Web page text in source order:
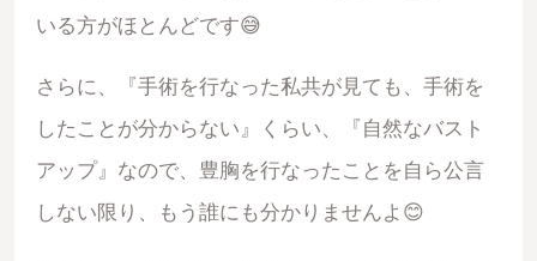
いる方がほとんどです😅
さらに、『手術を行なった私共が見ても、手術を
したことが分からない』くらい、『自然なバスト
アップ』なので、豊胸を行なったことを自ら公言
しない限り、もう誰にも分かりませんよ😊